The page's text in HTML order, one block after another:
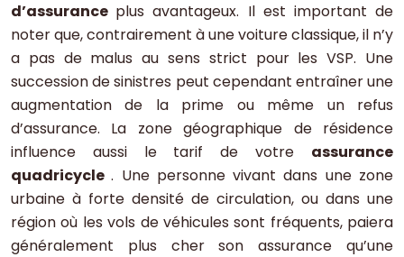
d’assurance plus avantageux. Il est important de
noter que, contrairement à une voiture classique, il n’y
a pas de malus au sens strict pour les VSP. Une
succession de sinistres peut cependant entraîner une
augmentation de la prime ou même un refus
d’assurance. La zone géographique de résidence
influence aussi le tarif de votre assurance
quadricycle. Une personne vivant dans une zone
urbaine à forte densité de circulation, ou dans une
région où les vols de véhicules sont fréquents, paiera
généralement plus cher son assurance qu’une